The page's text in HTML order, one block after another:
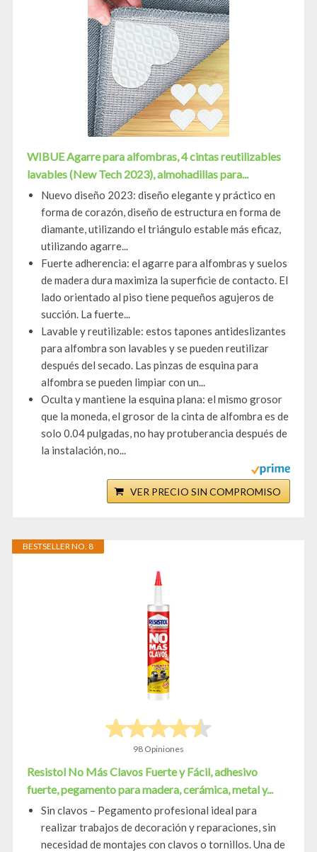
WIBUE Agarre para alfombras, 4 cintas reutilizables
lavables (New Tech 2023), almohadillas para...
Nuevo diseño 2023: diseño elegante y práctico en
forma de corazón, diseño de estructura en forma de
diamante, utilizando el triángulo estable más eficaz,
utilizando agarre...
Fuerte adherencia: el agarre para alfombras y suelos
de madera dura maximiza la superficie de contacto. El
lado orientado al piso tiene pequeños agujeros de
succión. La fuerte...
Lavable y reutilizable: estos tapones antideslizantes
para alfombra son lavables y se pueden reutilizar
después del secado. Las pinzas de esquina para
alfombra se pueden limpiar con un...
Oculta y mantiene la esquina plana: el mismo grosor
que la moneda, el grosor de la cinta de alfombra es de
solo 0.04 pulgadas, no hay protuberancia después de
la instalación, no...
VER PRECIO SIN COMPROMISO
BESTSELLER NO. 8
98 Opiniones
Resistol No Más Clavos Fuerte y Fácil, adhesivo
fuerte, pegamento para madera, cerámica, metal y...
Sin clavos – Pegamento profesional ideal para
realizar trabajos de decoración y reparaciones, sin
necesidad de montajes con clavos o tornillos. Una de